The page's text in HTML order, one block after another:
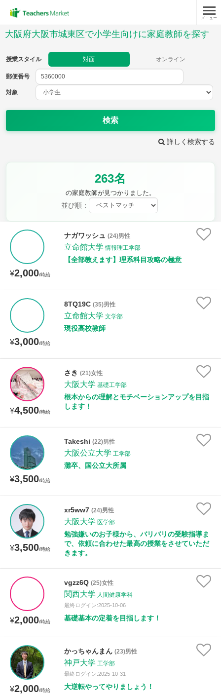
メニュー
大阪府大阪市城東区で小学生向けに家庭教師を探す
授業スタイル 対面 オンライン
郵便番号
対象
検索
詳しく検索する
263名
の家庭教師が見つかりました。
並び順：
¥2,000/時給
ナガワッシュ (24)男性
立命館大学 情報理工学部
【全部教えます】理系科目攻略の極意
¥3,000/時給
8TQ19C (35)男性
立命館大学 文学部
現役高校教師
¥4,500/時給
さき (21)女性
大阪大学 基礎工学部
根本からの理解とモチベーションアップを目指
します！
¥3,500/時給
Takeshi (22)男性
大阪公立大学 工学部
灘卒、国公立大所属
¥3,500/時給
xr5ww7 (24)男性
大阪大学 医学部
勉強嫌いのお子様から、バリバリの受験指導ま
で、依頼に合わせた最高の授業をさせていただ
きます。
¥2,000/時給
vgzz6Q (25)女性
関西大学 人間健康学科
最終ログイン:2025-10-06
基礎基本の定着を目指します！
¥2,000/時給
かっちゃんまん (23)男性
神戸大学 工学部
最終ログイン:2025-10-31
大逆転やってやりましょう！
郵便番号
教科
理科
保健・体育 図画工作 書写
時給：¥1,000 ～ ¥10,000
授業可能日
土曜日 日曜日
所属大学
距離：15km以内
年齢：18-101歳
性別